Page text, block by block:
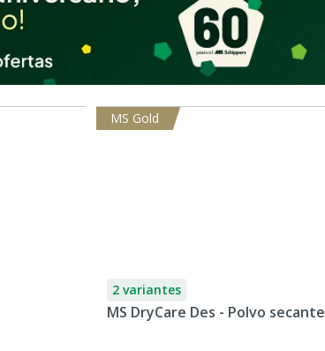
MS Gold
2 variantes
MS DryCare Des - Polvo secante